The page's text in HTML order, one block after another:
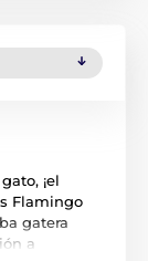
¡el
Flamingo
gatera
a